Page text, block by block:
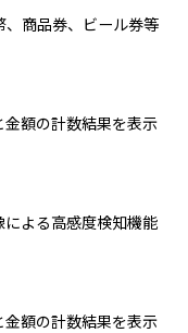
、商品券、ビール券等
金額の計数結果を表示
による高感度検知機能
金額の計数結果を表示